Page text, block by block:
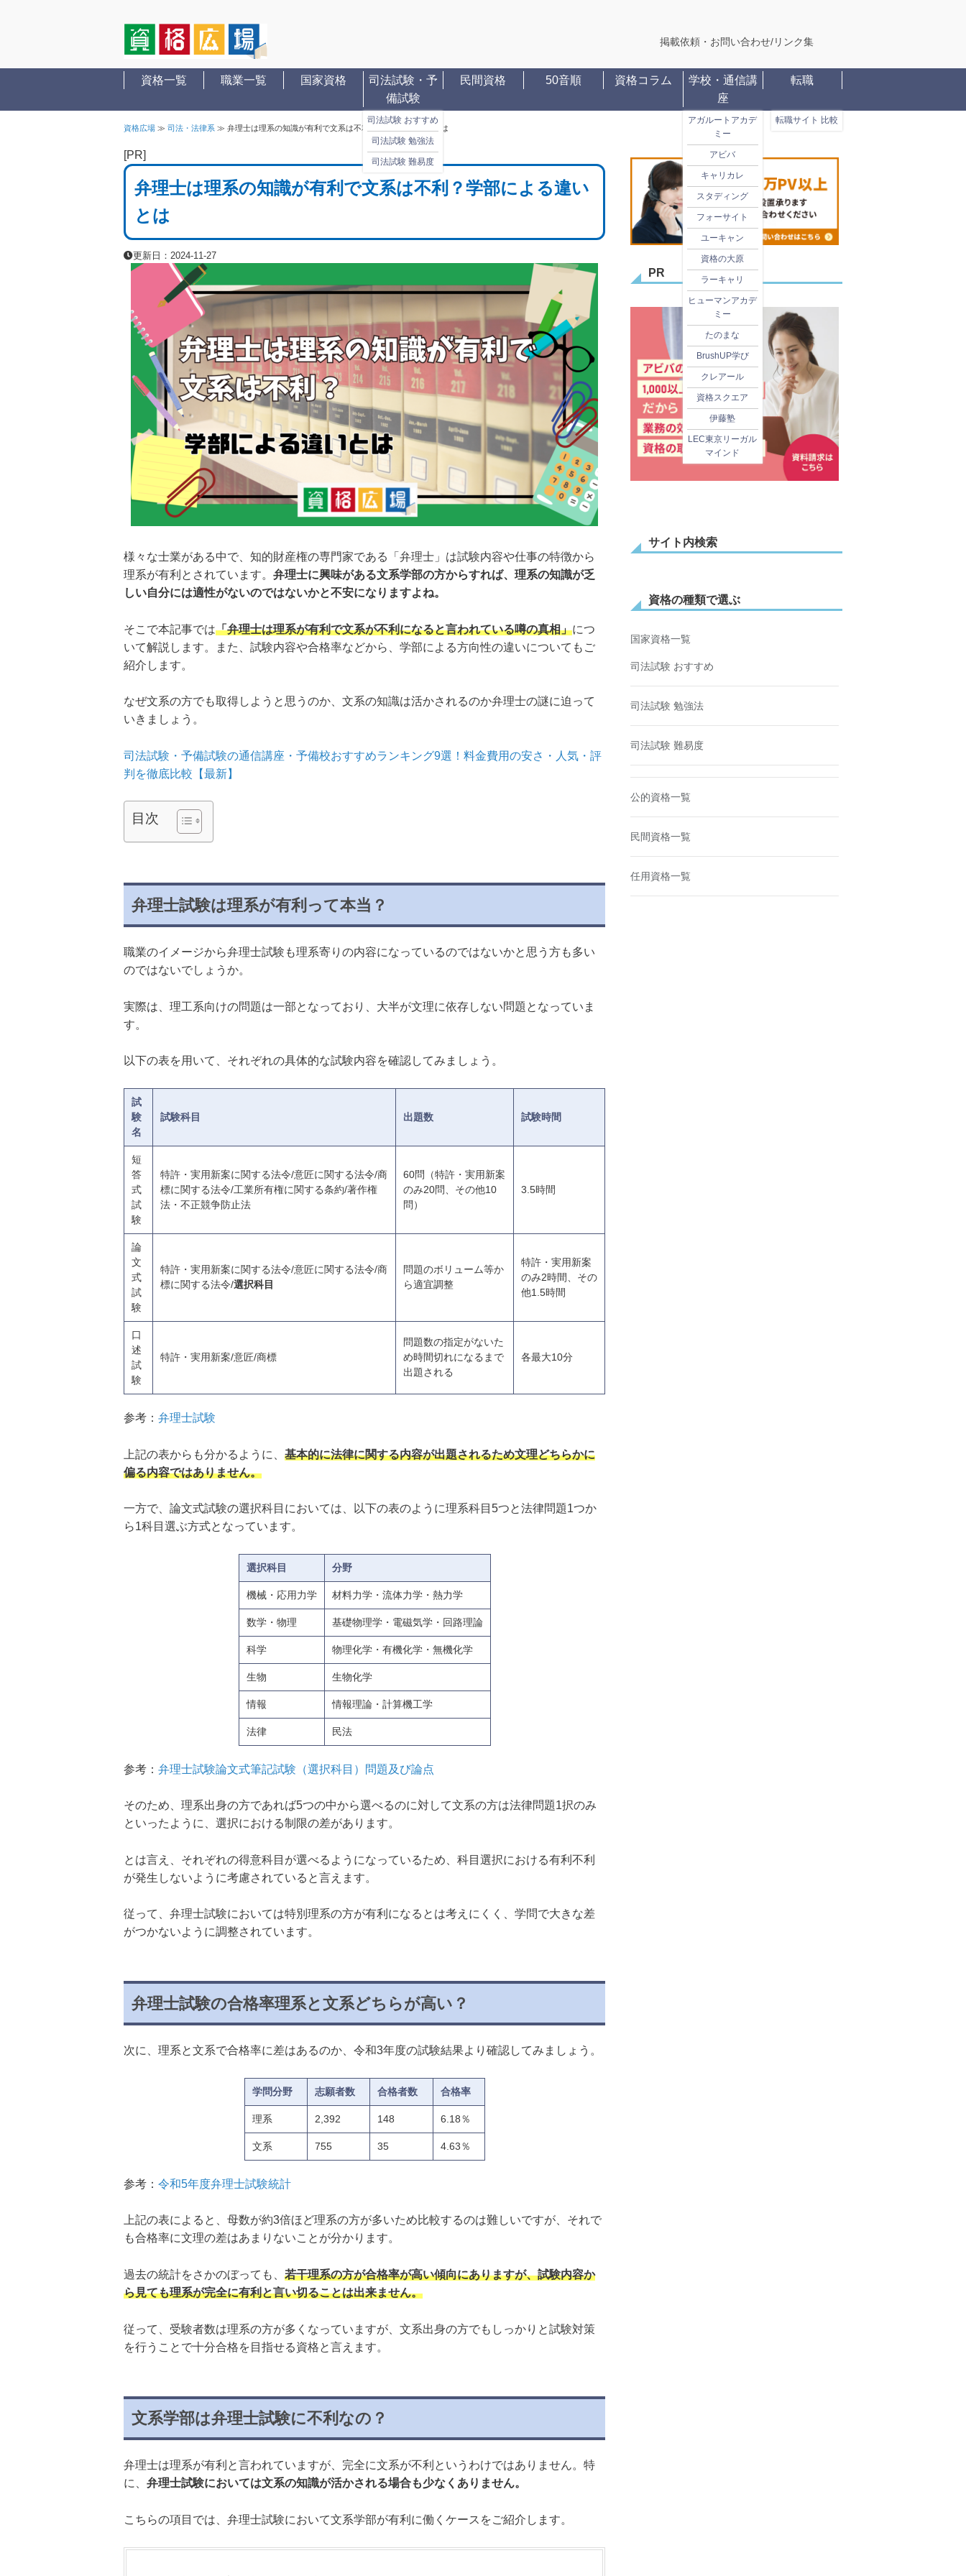
掲載依頼・お問い合わせ/リンク集
資格一覧 職業一覧 国家資格
司法試験・予
備試験
司法試験 おすすめ
司法試験 勉強法
司法試験 難易度
民間資格 50音順 資格コラム
学校・通信講
座
アガルートアカデ
ミー
アビバ
キャリカレ
スタディング
フォーサイト
ユーキャン
資格の大原
ラーキャリ
ヒューマンアカデ
ミー
たのまな
BrushUP学び
クレアール
資格スクエア
伊藤塾
LEC東京リーガル
マインド
転職
転職サイト 比較
資格広場 ≫ 司法・法律系 ≫ 弁理士は理系の知識が有利で文系は不利？学部による違いとは
[PR]
弁理士は理系の知識が有利で文系は不利？学部による違い
とは
更新日：2024-11-27
様々な士業がある中で、知的財産権の専門家である「弁理士」は試験内容や仕事の特徴から
理系が有利とされています。 弁理士に興味がある文系学部の方からすれば、理系の知識が乏
しい自分には適性がないのではないかと不安になりますよね。
そこで本記事では「弁理士は理系が有利で文系が不利になると言われている噂の真相」につ
いて解説します。また、試験内容や合格率などから、学部による方向性の違いについてもご
紹介します。
なぜ文系の方でも取得しようと思うのか、文系の知識は活かされるのか弁理士の謎に迫って
いきましょう。
司法試験・予備試験の通信講座・予備校おすすめランキング9選！料金費用の安さ・人気・評
判を徹底比較【最新】
目次
弁理士試験は理系が有利って本当？
職業のイメージから弁理士試験も理系寄りの内容になっているのではないかと思う方も多い
のではないでしょうか。
実際は、理工系向けの問題は一部となっており、大半が文理に依存しない問題となっていま
す。
以下の表を用いて、それぞれの具体的な試験内容を確認してみましょう。
試
験
名
試験科目 出題数 試験時間
短
答
式
試
験
特許・実用新案に関する法令/意匠に関する法令/商
標に関する法令/工業所有権に関する条約/著作権
法・不正競争防止法
60問（特許・実用新案
のみ20問、その他10
問）
3.5時間
論
文
式
試
験
特許・実用新案に関する法令/意匠に関する法令/商
標に関する法令/選択科目
問題のボリューム等か
ら適宜調整
特許・実用新案
のみ2時間、その
他1.5時間
口
述
試
験
特許・実用新案/意匠/商標
問題数の指定がないた
め時間切れになるまで
出題される
各最大10分
参考： 弁理士試験
上記の表からも分かるように、 基本的に法律に関する内容が出題されるため文理どちらかに
偏る内容ではありません。
一方で、論文式試験の選択科目においては、以下の表のように理系科目5つと法律問題1つか
ら1科目選ぶ方式となっています。
選択科目 分野
機械・応用力学 材料力学・流体力学・熱力学
数学・物理 基礎物理学・電磁気学・回路理論
科学 物理化学・有機化学・無機化学
生物 生物化学
情報 情報理論・計算機工学
法律 民法
参考： 弁理士試験論文式筆記試験（選択科目）問題及び論点
そのため、理系出身の方であれば5つの中から選べるのに対して文系の方は法律問題1択のみ
といったように、選択における制限の差があります。
とは言え、それぞれの得意科目が選べるようになっているため、科目選択における有利不利
が発生しないように考慮されていると言えます。
従って、弁理士試験においては特別理系の方が有利になるとは考えにくく、学問で大きな差
がつかないように調整されています。
弁理士試験の合格率理系と文系どちらが高い？
次に、理系と文系で合格率に差はあるのか、令和3年度の試験結果より確認してみましょう。
学問分野 志願者数 合格者数 合格率
理系 2,392 148 6.18％
文系 755 35 4.63％
参考： 令和5年度弁理士試験統計
上記の表によると、母数が約3倍ほど理系の方が多いため比較するのは難しいですが、それで
も合格率に文理の差はあまりないことが分かります。
過去の統計をさかのぼっても、 若干理系の方が合格率が高い傾向にありますが、試験内容か
ら見ても理系が完全に有利と言い切ることは出来ません。
従って、受験者数は理系の方が多くなっていますが、文系出身の方でもしっかりと試験対策
を行うことで十分合格を目指せる資格と言えます。
文系学部は弁理士試験に不利なの？
弁理士は理系が有利と言われていますが、完全に文系が不利というわけではありません。特
に、 弁理士試験においては文系の知識が活かされる場合も少なくありません。
こちらの項目では、弁理士試験において文系学部が有利に働くケースをご紹介します。
PR
サイト内検索
資格の種類で選ぶ
国家資格一覧
司法試験 おすすめ
司法試験 勉強法
司法試験 難易度
公的資格一覧
民間資格一覧
任用資格一覧